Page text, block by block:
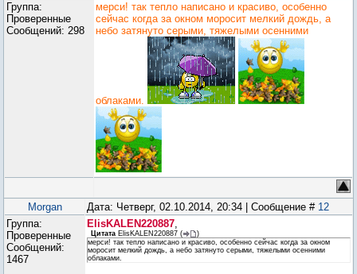
Группа:
Проверенные
Сообщений: 298
мерси! так тепло написано и красиво, особенно
сейчас когда за окном моросит мелкий дождь, а
небо затянуто серыми, тяжелыми осенними
облаками.
Morgan Дата: Четверг, 02.10.2014, 20:34 | Сообщение # 12
Группа:
Проверенные
Сообщений:
1467
ElisKALEN220887,
Цитата ElisKALEN220887 (
)
мерси! так тепло написано и красиво, особенно сейчас когда за окном
моросит мелкий дождь, а небо затянуто серыми, тяжелыми осенними
облаками.